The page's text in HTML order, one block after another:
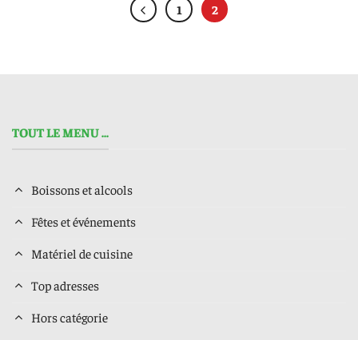
1 2
TOUT LE MENU ...
Boissons et alcools
Fêtes et événements
Matériel de cuisine
Top adresses
Hors catégorie